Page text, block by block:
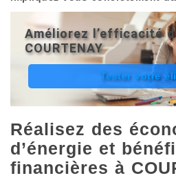
Améliorez l’efficacité
COURTENAY
Tester votre
Réalisez des
d’énergie et
financières à